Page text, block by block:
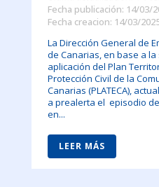
Fecha publicación: 14/03/
Fecha creacion: 14/03/
La Dirección General de
de Canarias, en base a
aplicación del Plan
Protección Civil de la
Canarias (PLATECA),
a prealerta el episodio
en...
LEER MÁS